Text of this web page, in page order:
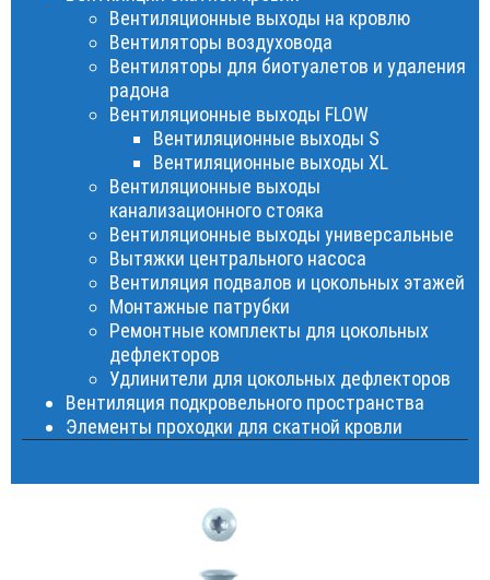
Вентиляционные выходы на кровлю
Вентиляторы воздуховода
Вентиляторы для биотуалетов и удаления
радона
Вентиляционные выходы FLOW
Вентиляционные выходы S
Вентиляционные выходы XL
Вентиляционные выходы
канализационного стояка
Вентиляционные выходы универсальные
Вытяжки центрального насоса
Вентиляция подвалов и цокольных этажей
Монтажные патрубки
Ремонтные комплекты для цокольных
дефлекторов
Удлинители для цокольных дефлекторов
Вентиляция подкровельного пространства
Элементы проходки для скатной кровли